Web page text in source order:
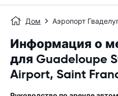
Дом Аэропорт
Информация о
для Guadeloupe
Airport, Saint